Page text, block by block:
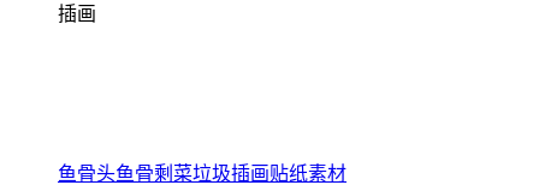
插画
鱼骨头鱼骨剩菜垃圾插画贴纸素材